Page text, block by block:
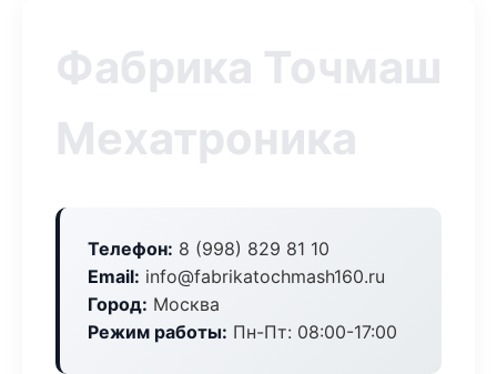
Фабрика Точмаш
Мехатроника
Телефон: 8 (998) 829 81 10
Email: info@fabrikatochmash160.ru
Город: Москва
Режим работы: Пн-Пт: 08:00-17:00